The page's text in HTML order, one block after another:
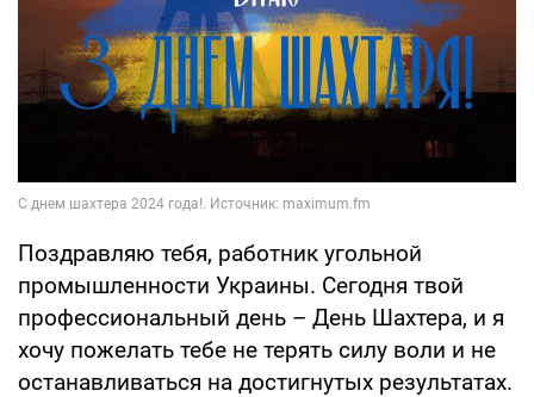
Поздравляю тебя, работник угольной
промышленности Украины. Сегодня твой
профессиональный день – День Шахтера, и я
хочу пожелать тебе не терять силу воли и не
останавливаться на достигнутых результатах.